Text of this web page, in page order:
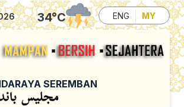
Skip to main content
34°C ENG MY
SEREMBAN